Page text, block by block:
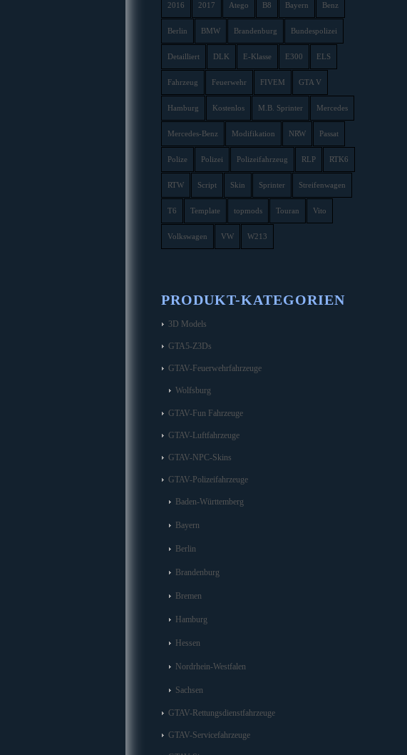
2016 2017 Atego B8 Bayern Benz
Berlin BMW Brandenburg Bundespolizei
Detailliert DLK E-Klasse E300 ELS
Fahrzeug Feuerwehr FIVEM GTA V
Hamburg Kostenlos M.B. Sprinter Mercedes
Mercedes-Benz Modifikation NRW Passat
Polize Polizei Polizeifahrzeug RLP RTK6
RTW Script Skin Sprinter Streifenwagen
T6 Template topmods Touran Vito
Volkswagen VW W213
PRODUKT-KATEGORIEN
3D Models
GTA5-Z3Ds
GTAV-Feuerwehrfahrzeuge
Wolfsburg
GTAV-Fun Fahrzeuge
GTAV-Luftfahrzeuge
GTAV-NPC-Skins
GTAV-Polizeifahrzeuge
Baden-Württemberg
Bayern
Berlin
Brandenburg
Bremen
Hamburg
Hessen
Nordrhein-Westfalen
Sachsen
GTAV-Rettungsdienstfahrzeuge
GTAV-Servicefahrzeuge